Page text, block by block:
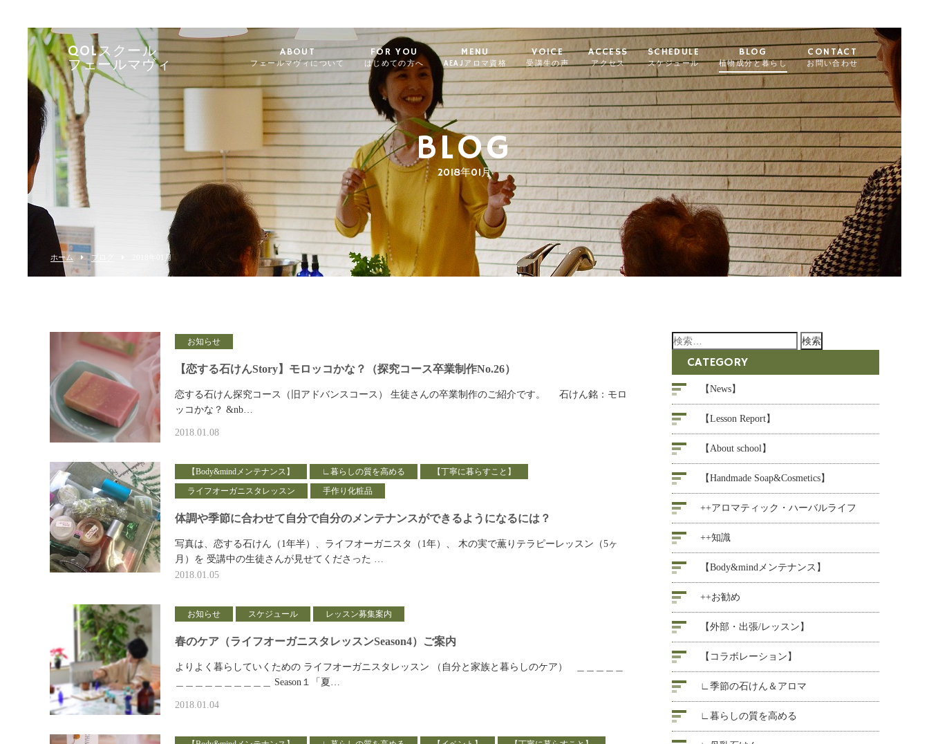
QOLスクール
フェールマヴィ
ABOUT
フェールマヴィについて
FOR YOU
はじめての方へ
MENU
AEAJアロマ資格
VOICE
受講生の声
ACCESS
アクセス
SCHEDULE
スケジュール
BLOG
植物成分と暮らし
CONTACT
お問い合わせ
BLOG
2018年01月
ホーム ブログ 2018年01月
お知らせ
【恋する石けんStory】モロッコかな？（探究コース卒業制作No.26）
恋する石けん探究コース（旧アドバンスコース） 生徒さんの卒業制作のご紹介です。 石けん銘：モロ
ッコかな？ &nb…
2018.01.08
【Body&mindメンテナンス】 ∟暮らしの質を高める
【丁寧に暮らすこと】
ライフオーガニスタレッスン
手作り化粧品
体調や季節に合わせて自分で自分のメンテナンスができるようになるには？
写真は、恋する石けん（1年半）、ライフオーガニスタ（1年）、 木の実で薫りテラピーレッスン（5ヶ
月）を 受講中の生徒さんが見せてくださった …
2018.01.05
お知らせ スケジュール レッスン募集案内
春のケア（ライフオーガニスタレッスンSeason4）ご案内
よりよく暮らしていくための ライフオーガニスタレッスン （自分と家族と暮らしのケア） ＿＿＿＿＿
＿＿＿＿＿＿＿＿＿＿ Season１「夏…
2018.01.04
検
CATEGORY
【News】
【Lesson Report】
【About school】
【Handmade Soap&Cosmetics】
++アロマティック・ハーバルライフ
++知識
【Body&mindメンテナンス】
++お勧め
【外部・出張/レッスン】
【コラボレーション】
∟季節の石けん＆アロマ
∟暮らしの質を高める